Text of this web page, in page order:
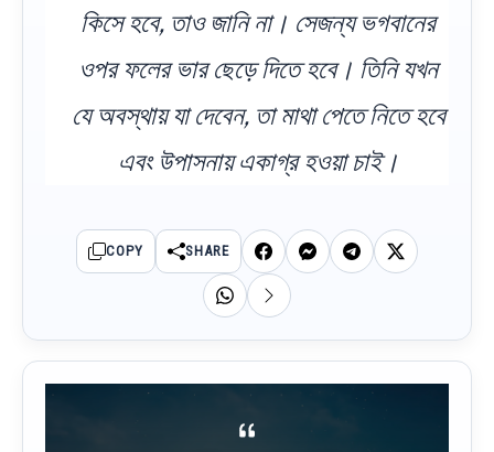
কিসে হবে, তাও জানি না। সেজন্য ভগবানের
ওপর ফলের ভার ছেড়ে দিতে হবে। তিনি যখন
যে অবস্থায় যা দেবেন, তা মাথা পেতে নিতে হবে
এবং উপাসনায় একাগ্র হওয়া চাই।
COPY SHARE